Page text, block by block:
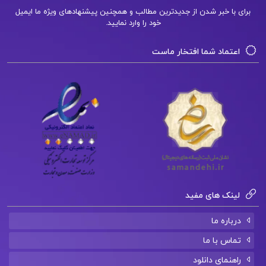
برای با خبر شدن از جدیدترین مطالب و همچنین پیشنهادهای ویژه ما ایمیل
خود را وارد نمایید.
اعتماد شما افتخار ماست
لینک های مفید
درباره ما
تماس با ما
راهنمای دانلود